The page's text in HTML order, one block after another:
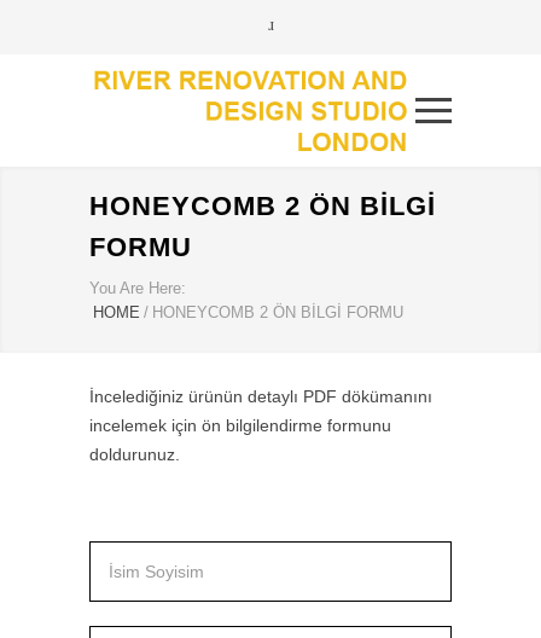
HONEYCOMB 2 ÖN BILGI
FORMU
You Are Here:
HOME / HONEYCOMB 2 ÖN BILGI FORMU
İncelediğiniz ürünün detaylı PDF dökümanını
incelemek için ön bilgilendirme formunu
doldurunuz.